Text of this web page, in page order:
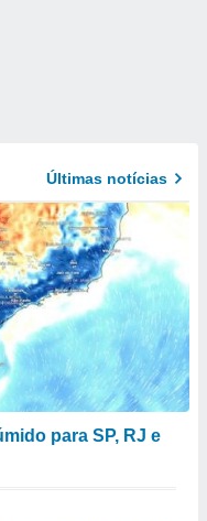
Últimas notícias
para SP, RJ e